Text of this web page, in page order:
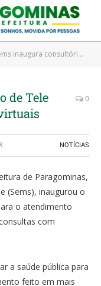
inaugura consultório de Tele Medicina para consultas virtuais
de Tele
0
NOTÍCIAS
de Paragominas,
(Sems), inaugurou o
o atendimento
com
a saúde pública para
feito em mais